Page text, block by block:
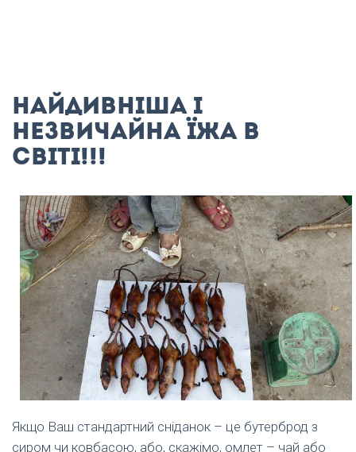
Найдивніша і
незвичайна їжа в
світі!!!
Якщо Ваш стандартний сніданок – це бутерброд з
сиром чи ковбасою, або, скажімо, омлет – чай або